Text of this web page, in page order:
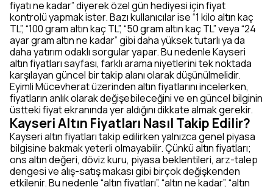
fiyatı ne kadar” diyerek özel gün hediyesi için fiyat
kontrolü yapmak ister. Bazı kullanıcılar ise “1 kilo altın kaç
TL”, “100 gram altın kaç TL”, “50 gram altın kaç TL” veya “24
ayar gram altın ne kadar” gibi daha yüksek tutarlı ya da
daha yatırım odaklı sorgular yapar. Bu nedenle Kayseri
altın fiyatları sayfası, farklı arama niyetlerini tek noktada
karşılayan güncel bir takip alanı olarak düşünülmelidir.
Eyimli Mücevherat üzerinden altın fiyatlarını incelerken,
fiyatların anlık olarak değişebileceğini ve en güncel bilginin
üstteki fiyat ekranında yer aldığını dikkate almak gerekir.
Kayseri Altın Fiyatları Nasıl Takip Edilir?
Kayseri altın fiyatları takip edilirken yalnızca genel piyasa
bilgisine bakmak yeterli olmayabilir. Çünkü altın fiyatları;
ons altın değeri, döviz kuru, piyasa beklentileri, arz-talep
dengesi ve alış-satış makası gibi birçok değişkenden
etkilenir. Bu nedenle “altın fiyatları”, “altın ne kadar”, “altın